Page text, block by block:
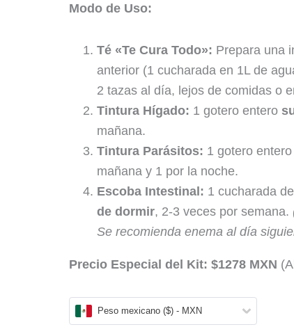
Modo de Uso:
Té «Te Cura Todo»: Prepara una
anterior (1 cucharada en 1L de
2 tazas al día, lejos de comidas o
Tintura Hígado: 1 gotero entero
mañana.
Tintura Parásitos: 1 gotero entero
mañana y 1 por la noche.
Escoba Intestinal: 1 cucharada
de dormir, 2-3 veces por semana.
Se recomienda enema al día
Precio Especial del Kit: $1278 MXN
Peso mexicano ($) - MXN